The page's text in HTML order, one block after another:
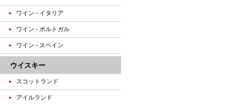
ワイン - イタリア
ワイン - ポルトガル
ワイン - スペイン
ウイスキー
スコットランド
アイルランド